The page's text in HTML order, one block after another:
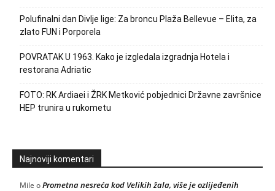
Polufinalni dan Divlje lige: Za broncu Plaža Bellevue – Elita, za
zlato FUN i Porporela
POVRATAK U 1963. Kako je izgledala izgradnja Hotela i
restorana Adriatic
FOTO: RK Ardiaei i ŽRK Metković pobjednici Državne završnice
HEP trunira u rukometu
Najnoviji komentari
Mile oPrometna nesreća kod Velikih žala, više je ozlijeđenih